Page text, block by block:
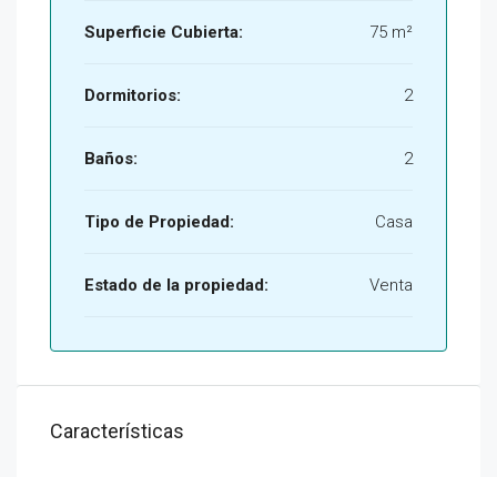
Superficie Cubierta: 75 m²
Dormitorios: 2
Baños: 2
Tipo de Propiedad: Casa
Estado de la propiedad: Venta
Características